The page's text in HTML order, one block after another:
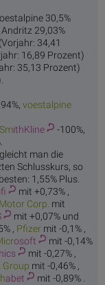
30,5%
29,03%
34,41
16,89 Prozent)
35,13 Prozent)
voestalpine
ithKline
-100%,
man die
Schlusskurs, so
1,55% Plus.
mit +0,73% ,
tor Corp. mit
mit +0,07% und
, Pfizer mit -0,1% ,
osoft
mit -0,14%
mit -0,27% ,
Group mit -0,46% ,
abet mit -0,89% .